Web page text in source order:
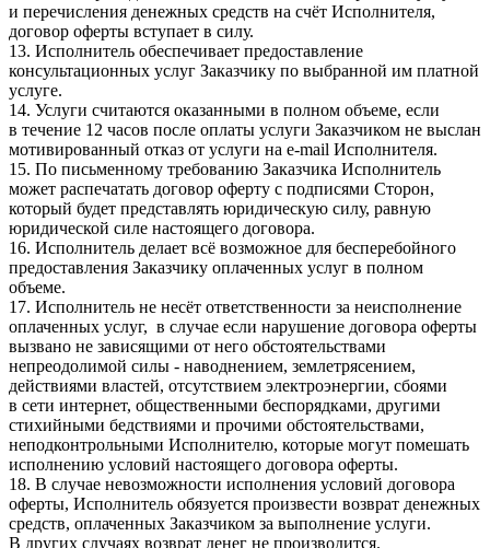
и перечисления денежных средств на счёт Исполнителя,
договор оферты вступает в силу.
13. Исполнитель обеспечивает предоставление
консультационных услуг Заказчику по выбранной им платной
услуге.
14. Услуги считаются оказанными в полном объеме, если
в течение 12 часов после оплаты услуги Заказчиком не выслан
мотивированный отказ от услуги на e-mail Исполнителя.
15. По письменному требованию Заказчика Исполнитель
может распечатать договор оферту с подписями Сторон,
который будет представлять юридическую силу, равную
юридической силе настоящего договора.
16. Исполнитель делает всё возможное для бесперебойного
предоставления Заказчику оплаченных услуг в полном
объеме.
17. Исполнитель не несёт ответственности за неисполнение
оплаченных услуг, в случае если нарушение договора оферты
вызвано не зависящими от него обстоятельствами
непреодолимой силы - наводнением, землетрясением,
действиями властей, отсутствием электроэнергии, сбоями
в сети интернет, общественными беспорядками, другими
стихийными бедствиями и прочими обстоятельствами,
неподконтрольными Исполнителю, которые могут помешать
исполнению условий настоящего договора оферты.
18. В случае невозможности исполнения условий договора
оферты, Исполнитель обязуется произвести возврат денежных
средств, оплаченных Заказчиком за выполнение услуги.
В других случаях возврат денег не производится.